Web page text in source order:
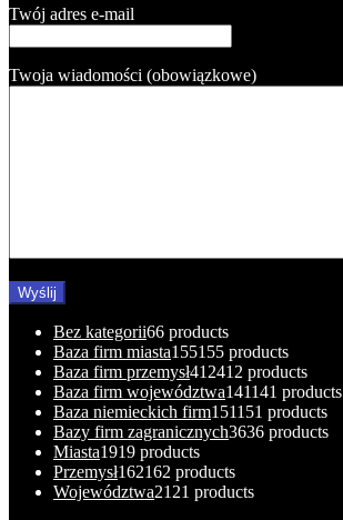
Twój adres e-mail
Twoja wiadomości (obowiązkowe)
Bez kategorii66 products
Baza firm miasta155155 products
Baza firm przemysł412412 products
Baza firm województwa141141 products
Baza niemieckich firm151151 products
Bazy firm zagranicznych3636 products
Miasta1919 products
Przemysł162162 products
Województwa2121 products